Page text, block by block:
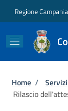
Regione Campania
Briciole
Home / Servizi
Rilascio